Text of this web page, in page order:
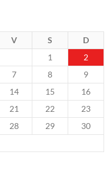
V S
D
1
2
7 8
9
14 15
16
21 22
23
28 29
30